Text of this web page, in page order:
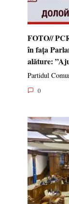
FOTO//
în fața
alăture:
Partidul
0